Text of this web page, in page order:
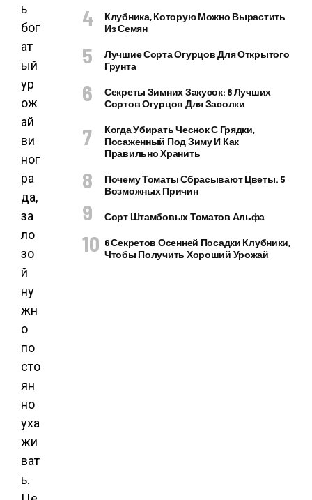
ь
бог
ат
ый
ур
ож
ай
ви
ног
ра
да,
за
ло
зо
й
ну
жн
о
по
сто
ян
но
уха
жи
ват
ь.
Клубника, Которую Можно Вырастить
Из Семян
Лучшие Сорта Огурцов Для Открытого
Грунта
Секреты Зимних Закусок: 8 Лучших
Сортов Огурцов Для Засолки
Когда Убирать Чеснок С Грядки,
Посаженный Под Зиму И Как
Правильно Хранить
Почему Томаты Сбрасывают Цветы. 5
Возможных Причин
Сорт Штамбовых Томатов Альфа
6 Секретов Осенней Посадки Клубники,
Чтобы Получить Хороший Урожай